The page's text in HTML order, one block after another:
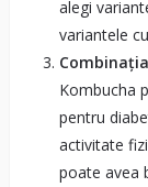
alegi
variantele
Kombucha
pentru
activitate
poate avea